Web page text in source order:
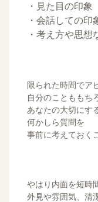
・見た目の印象
・会話しての印
・考え方や思
限られた時間でア
自分のことももち
あなたの大切にす
何かしら質問を
事前に考えておく
やはり内面を短時
外見や雰囲気、清